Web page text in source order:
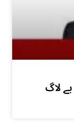
ایک بہترین استاد بننے کے 15 بے لاگ